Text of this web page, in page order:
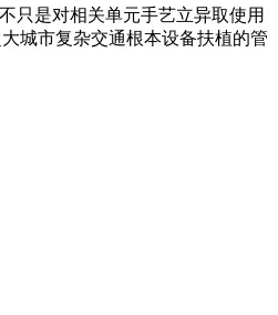
只是对相关单元手艺立异取使用
城市复杂交通根本设备扶植的管